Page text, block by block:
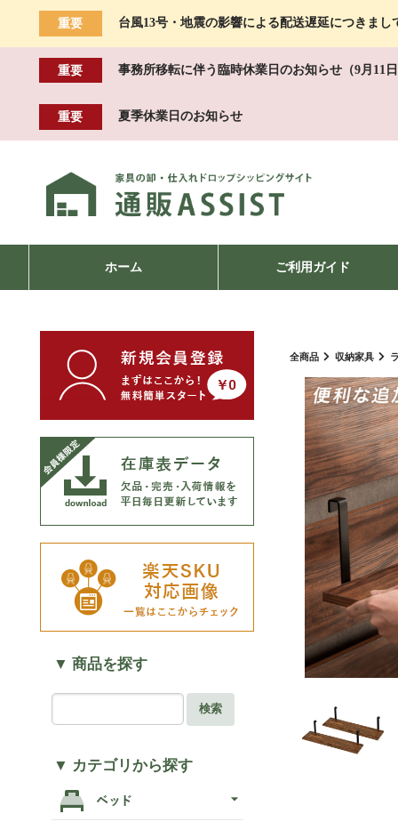
重要 台風13号・地震の影響による配送遅延につきまし
重要 事務所移転に伴う臨時休業日のお知らせ（9月11
重要 夏季休業日のお知らせ
ホーム ご利用ガイド
全商品 収納家具
▼ 商品を探す
検索
▼ カテゴリから探す